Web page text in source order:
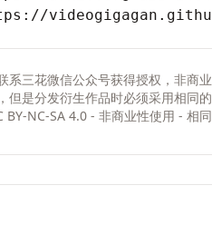
系三花微信公众号获得授权，非商
但是分发衍生作品时必须采用相同的
BY-NC-SA 4.0 - 非商业性使用 - 相